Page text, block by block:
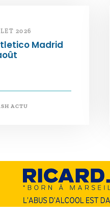
2026
Madrid
ACTU